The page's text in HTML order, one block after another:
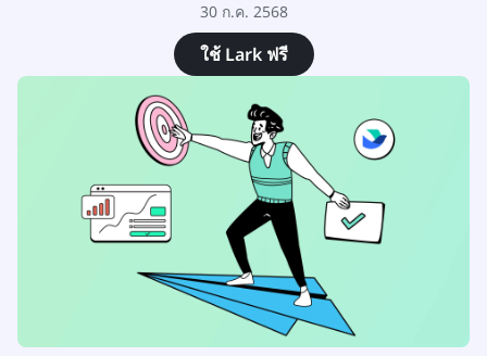
30 ก.ค. 2568
ใช้ Lark ฟรี